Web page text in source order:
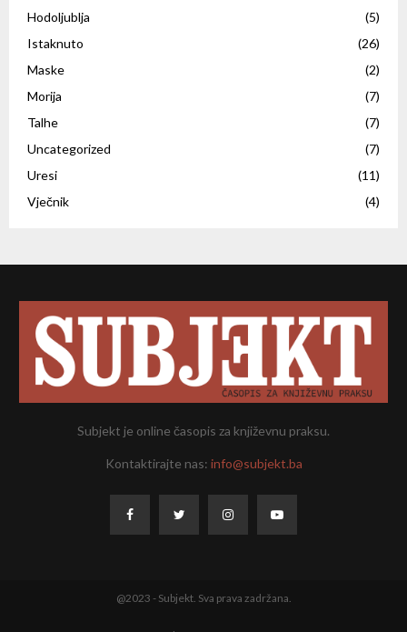
Hodoljublja
(5)
Istaknuto
(26)
Maske
(2)
Morija
(7)
Talhe
(7)
Uncategorized
(7)
Uresi
(11)
Vječnik
(4)
Subjekt je online časopis za književnu praksu.
Kontaktirajte nas: info@subjekt.ba
@2023 - Subjekt. Sva prava zadržana.